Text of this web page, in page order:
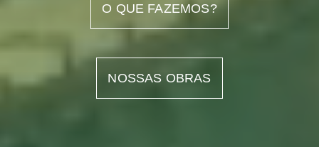
O QUE FAZEMOS?
NOSSAS OBRAS